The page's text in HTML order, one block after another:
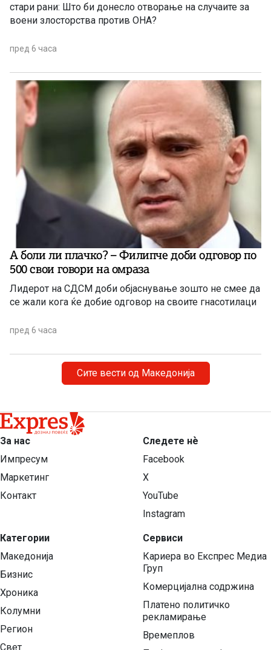
стари рани: Што би донесло отворање на случаите за
воени злосторства против ОНА?
пред 6 часа
А боли ли плачко? – Филипче доби одговор по
500 свои говори на омраза
Лидерот на СДСМ доби објаснување зошто не смее да
се жали кога ќе добие одговор на своите гнасотилаци
пред 6 часа
Сите вести од Македонија
За нас
Импресум
Маркетинг
Контакт
Категории
Македонија
Бизнис
Хроника
Колумни
Регион
Свет
Следете нѐ
Facebook
X
YouTube
Instagram
Сервиси
Кариера во Експрес Медиа
Груп
Комерцијална содржина
Платено политичко
рекламирање
Времеплов